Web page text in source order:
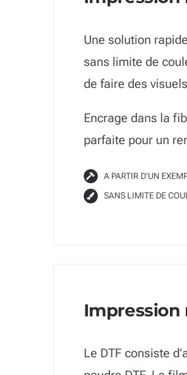
Une solution
sans limite de
de faire des
Encrage dans la
parfaite pour un
A PARTIR D’UN
SANS LIMITE DE
Impression
Le DTF consiste